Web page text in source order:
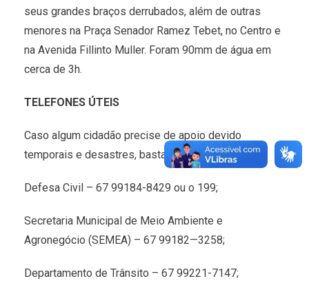
seus grandes braços derrubados, além de outras
menores na Praça Senador Ramez Tebet, no Centro e
na Avenida Fillinto Muller. Foram 90mm de água em
cerca de 3h.
TELEFONES ÚTEIS
Caso algum cidadão precise de apoio devido
temporais e desastres, basta ligar para:
Defesa Civil – 67 99184-8429 ou o 199;
Secretaria Municipal de Meio Ambiente e
Agronegócio (SEMEA) – 67 99182—3258;
Departamento de Trânsito – 67 99221-7147;